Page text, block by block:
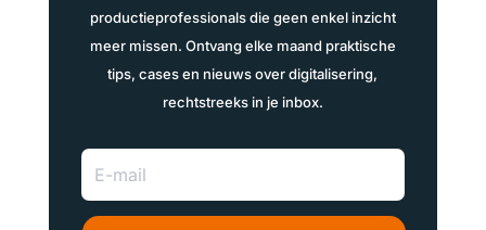
productieprofessionals die geen enkel inzicht
meer missen. Ontvang elke maand praktische
tips, cases en nieuws over digitalisering,
rechtstreeks in je inbox.